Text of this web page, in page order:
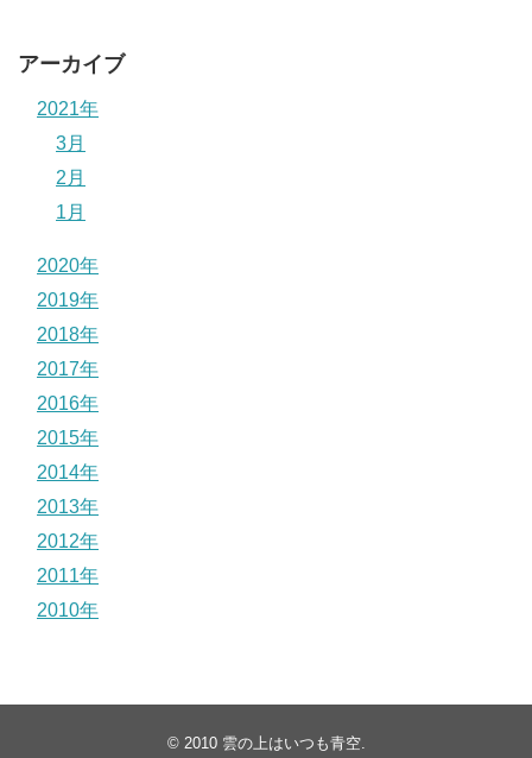
アーカイブ
2021年
3月
2月
1月
2020年
2019年
2018年
2017年
2016年
2015年
2014年
2013年
2012年
2011年
2010年
© 2010 雲の上はいつも青空.